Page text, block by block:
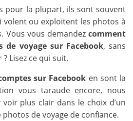
pour la plupart, ils sont souvent
volent ou exploitent les photos à
Vous vous demandez comment
de voyage sur Facebook, sans
Lisez ce qui suit.
sur Facebook en sont la
vous taraude encore, nous
plus clair dans le choix d’un
de voyage de confiance.